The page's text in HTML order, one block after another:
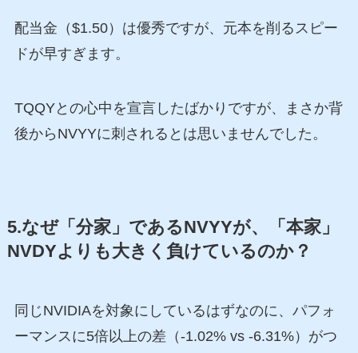
配当金（$1.50）は優秀ですが、元本を削るスピー
ドが早すぎます。
TQQYとの心中を宣言したばかりですが、まさか背
後からNVYYに刺されるとは思いませんでした。
5.なぜ「分家」であるNVYYが、「本家」
NVDYよりも大きく負けているのか？
同じNVIDIAを対象にしているはずなのに、パフォ
ーマンスに5倍以上の差（-1.02% vs -6.31%）がつ